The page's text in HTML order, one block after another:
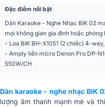
Đặc điểm nổi bật
Dàn Karaoke - Nghe Nhạc BIK 02
mọi không gian gia đình hoặc phòng
- Loa BIK BH-X1051 (2 chiếc) 4-
- Amply liền micro Denon Pro DP-
550W/CH
Dàn karaoke - nghe nhạc BIK
lượng âm thanh mạnh mẽ và